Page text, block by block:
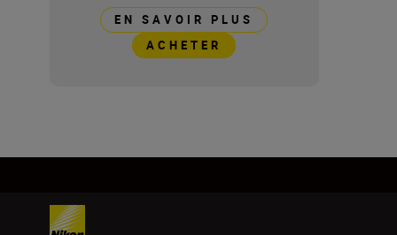
EN SAVOIR PLUS
ACHETER